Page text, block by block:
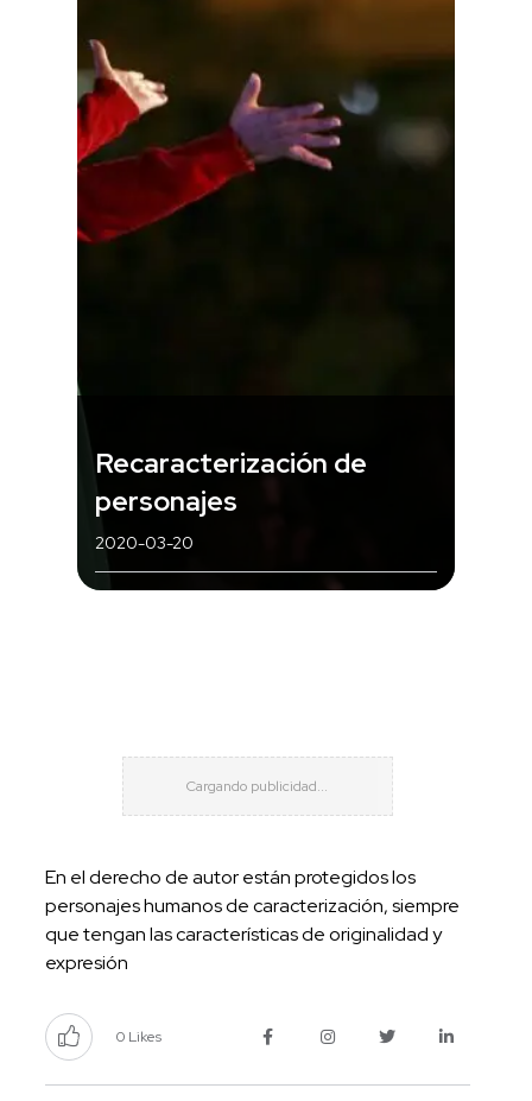
Recaracterización de
personajes
2020-03-20
En el derecho de autor están protegidos los
personajes humanos de caracterización, siempre
que tengan las características de originalidad y
expresión
0 Likes